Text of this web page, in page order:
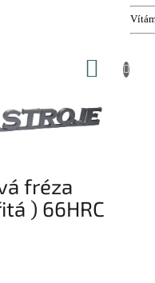
Vítáme
fréza
) 66HRC